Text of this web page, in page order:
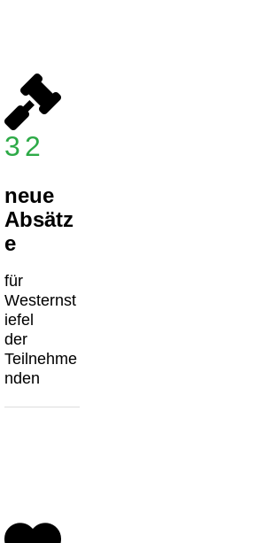
32
neue
Absätz
e
für
Westernst
iefel
der
Teilnehme
nden